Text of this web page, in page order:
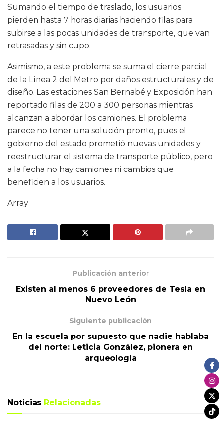
Sumando el tiempo de traslado, los usuarios
pierden hasta 7 horas diarias haciendo filas para
subirse a las pocas unidades de transporte, que van
retrasadas y sin cupo.
Asimismo, a este problema se suma el cierre parcial
de la Línea 2 del Metro por daños estructurales y de
diseño. Las estaciones San Bernabé y Exposición han
reportado filas de 200 a 300 personas mientras
alcanzan a abordar los camiones. El problema
parece no tener una solución pronto, pues el
gobierno del estado prometió nuevas unidades y
reestructurar el sistema de transporte público, pero
a la fecha no hay camiones ni cambios que
beneficien a los usuarios.
Array
Publicación anterior
Existen al menos 6 proveedores de Tesla en
Nuevo León
Siguiente publicación
En la escuela por supuesto que nadie hablaba
del norte: Leticia González, pionera en
arqueología
Noticias Relacionadas